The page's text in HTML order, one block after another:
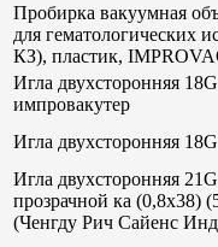
Пробирка вакуумная
для гематологических
КЗ), пластик,
Игла двухсторонняя
импровакутер
Игла двухсторонняя
Игла двухсторонняя
прозрачной ка (0,8х38)
(Ченгду Рич Сайенс